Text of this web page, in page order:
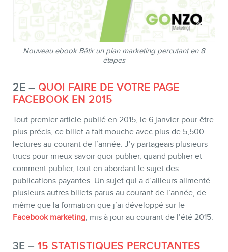
INFOLETTRE
Nouveau ebook Bâtir un plan marketing percutant en 8
étapes
2E – QUOI FAIRE DE VOTRE PAGE
FACEBOOK EN 2015
Tout premier article publié en 2015, le 6 janvier pour être
plus précis, ce billet a fait mouche avec plus de 5,500
lectures au courant de l’année. J’y partageais plusieurs
trucs pour mieux savoir quoi publier, quand publier et
comment publier, tout en abordant le sujet des
publications payantes. Un sujet qui a d’ailleurs alimenté
plusieurs autres billets parus au courant de l’année, de
même que la formation que j’ai développé sur le
Facebook marketing, mis à jour au courant de l’été 2015.
3E – 15 STATISTIQUES PERCUTANTES